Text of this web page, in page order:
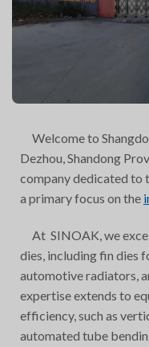
Welcome to
Dezhou, Shandong
company dedicated to
a primary focus on the
At SINOAK, we
dies, including fin dies
automotive radiators,
expertise extends to
efficiency, such as
automated tube